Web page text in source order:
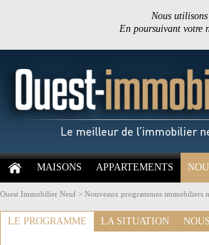
Nous
En poursuivant votre
MAISONS APPARTEMENTS
Ouest Immobilier Neuf > Nouveaux programmes immobiliers
LE PROGRAMME LA SITUATION